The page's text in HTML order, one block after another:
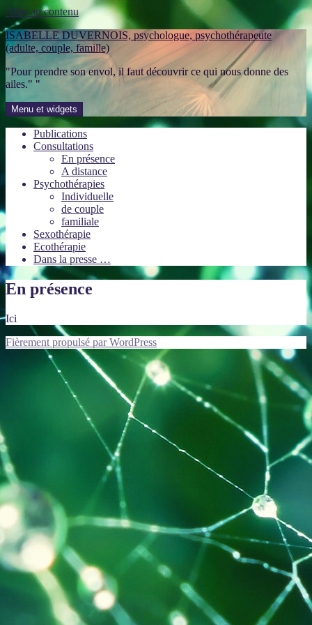
Aller au contenu
ISABELLE DUVERNOIS, psychologue, psychothérapeute
(adulte, couple, famille)
"Pour prendre son envol, il faut découvrir ce qui nous donne des
ailes." "
Menu et widgets
Publications
Consultations
En présence
A distance
Psychothérapies
Individuelle
de couple
familiale
Sexothérapie
Ecothérapie
Dans la presse …
En présence
Ici
Fièrement propulsé par WordPress